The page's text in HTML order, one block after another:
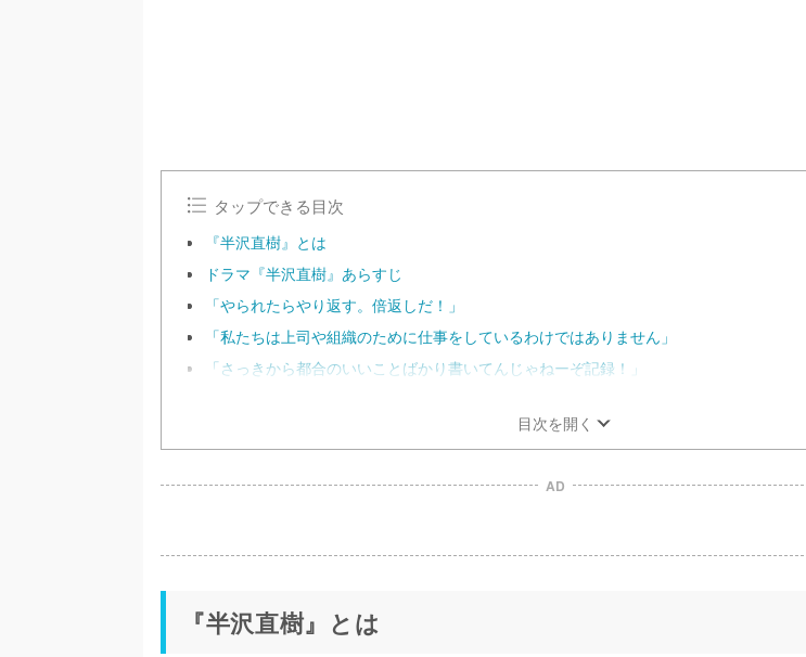
タップできる目次
『半沢直樹』とは
ドラマ『半沢直樹』あらすじ
「やられたらやり返す。倍返しだ！」
「私たちは上司や組織のために仕事をしているわけではありません」
「さっきから都合のいいことばかり書いてんじゃねーぞ記録！」
目次を開く
AD
『半沢直樹』とは